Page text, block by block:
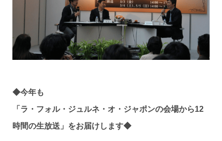
◆今年も
「ラ・フォル・ジュルネ・オ・ジャポンの会場から12
時間の生放送」をお届けします◆